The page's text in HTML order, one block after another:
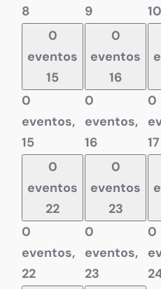
8
9
10
0
eventos
15
0
eventos,
15
0
eventos
16
0
eventos,
16
0
17
0
eventos
22
0
eventos,
22
0
eventos
23
0
eventos,
23
0